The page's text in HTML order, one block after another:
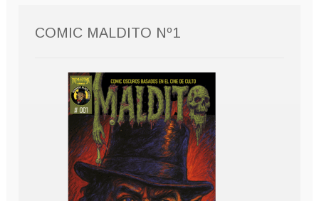
COMIC MALDITO Nº1